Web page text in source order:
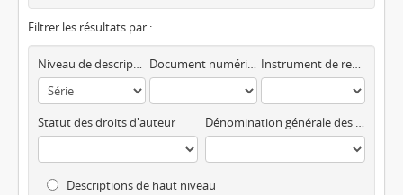
Filtrer les résultats par :
Niveau de description Document numérique disponible Instrument de recherche
Statut des droits d'auteur Dénomination générale des documents
Descriptions de haut niveau